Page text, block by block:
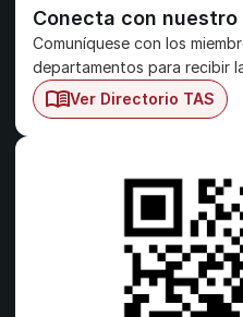
Conecta con nuestro
Comuníquese con los
departamentos para recibir
Ver Directorio TAS